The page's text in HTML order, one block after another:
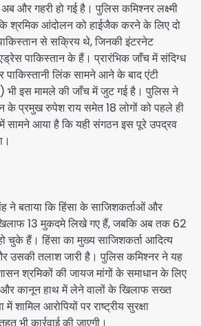
और गहरी हो गई है। पुलिस कमिश्नर लक्ष्मी
श्रमिक आंदोलन को हाईजैक करने के लिए दो
से सक्रिय थे, जिनकी इंटरनेट
पाकिस्तान के हैं। प्रारंभिक जाँच में संदिग्ध
पाकिस्तानी लिंक सामने आने के बाद एंटी
भी इस मामले की जाँच में जुट गई है। पुलिस ने
के प्रमुख रुपेश राय समेत 18 लोगों को पहले ही
सामने आया है कि यही संगठन इस पूरे उपद्रव
ने बताया कि हिंसा के साजिशकर्ताओं और
13 मुकदमे लिखे गए हैं, जबकि अब तक 62
चुके हैं। हिंसा का मुख्य साजिशकर्ता आदित्य
उसकी तलाश जारी है। पुलिस कमिश्नर ने यह
श्रमिकों की जायज मांगों के समाधान के लिए
और कानून हाथ में लेने वालों के खिलाफ सख्त
में शामिल आरोपियों पर राष्ट्रीय सुरक्षा